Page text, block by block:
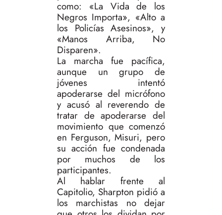
como: «La Vida de los
Negros Importa», «Alto a
los Policías Asesinos», y
«Manos Arriba, No
Disparen».
La marcha fue pacífica,
aunque un grupo de
jóvenes intentó
apoderarse del micrófono
y acusó al reverendo de
tratar de apoderarse del
movimiento que comenzó
en Ferguson, Misuri, pero
su acción fue condenada
por muchos de los
participantes.
Al hablar frente al
Capitolio, Sharpton pidió a
los marchistas no dejar